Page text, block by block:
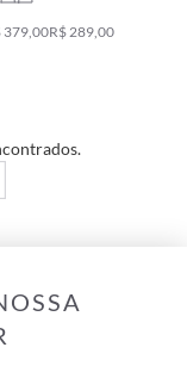
379,00R$ 289,00